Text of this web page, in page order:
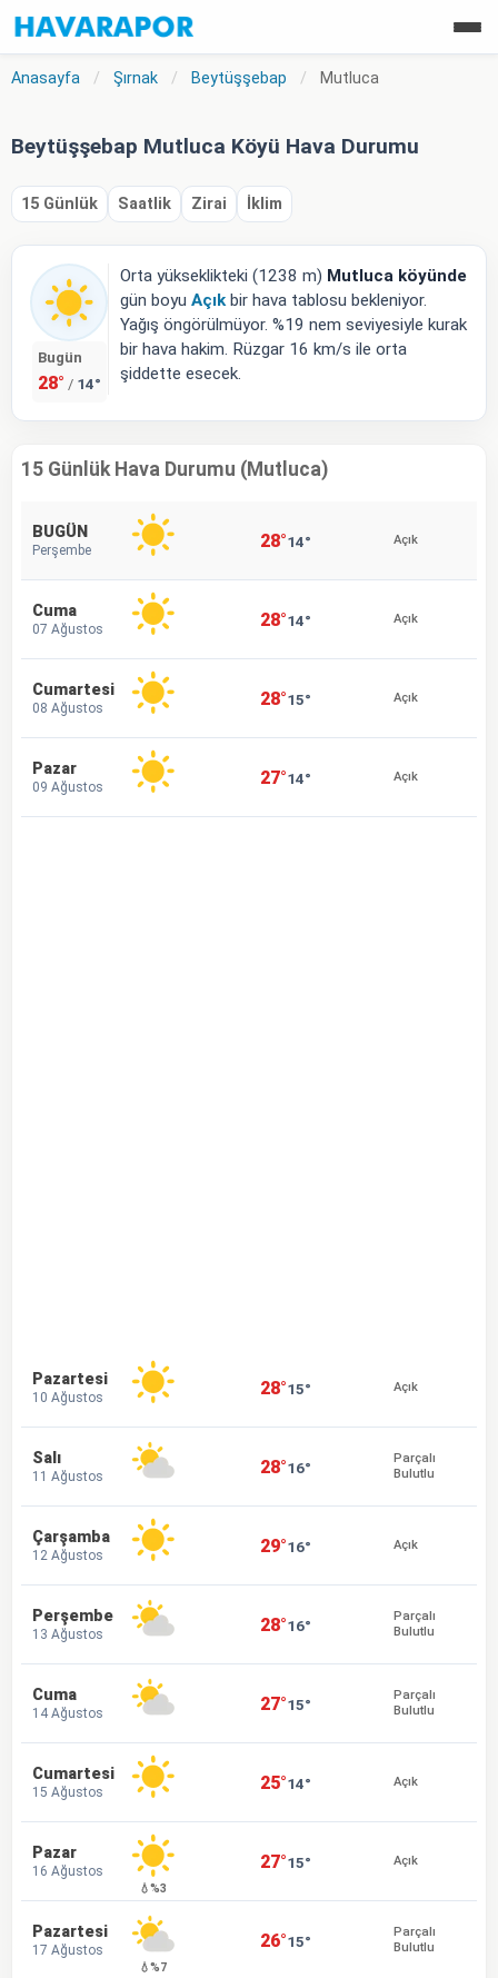
Anasayfa / Şırnak / Beytüşşebap / Mutluca
Beytüşşebap Mutluca Köyü Hava Durumu
15 Günlük Saatlik Zirai İklim
Bugün
28° / 14°
Orta yükseklikteki (1238 m) Mutluca köyünde
gün boyu Açıkbir hava tablosu bekleniyor.
Yağış öngörülmüyor. %19 nem seviyesiyle kurak
bir hava hakim. Rüzgar 16 km/s ile orta
şiddette esecek.
15 Günlük Hava Durumu (Mutluca)
BUGÜN
Perşembe 28°14° Açık
Cuma
07 Ağustos 28°14° Açık
Cumartesi
08 Ağustos 28°15° Açık
Pazar
09 Ağustos 27°14° Açık
Pazartesi
10 Ağustos 28°15° Açık
Salı
11 Ağustos 28°16°
Parçalı
Bulutlu
Çarşamba
12 Ağustos 29°16° Açık
Perşembe
13 Ağustos 28°16°
Parçalı
Bulutlu
Cuma
14 Ağustos 27°15°
Parçalı
Bulutlu
Cumartesi
15 Ağustos 25°14° Açık
Pazar
16 Ağustos
💧%3
27°15° Açık
Pazartesi
17 Ağustos
💧%7
26°15°
Parçalı
Bulutlu